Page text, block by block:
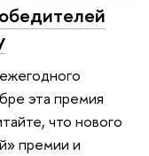
эта премия
что нового
премии и